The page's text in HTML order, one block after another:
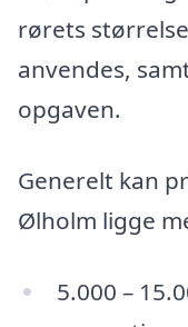
rørets
anvendes,
opgaven.
Generelt kan
Ølholm ligge
5.000 –